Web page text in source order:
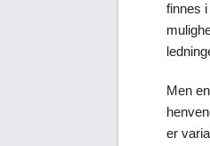
finnes
Men
er